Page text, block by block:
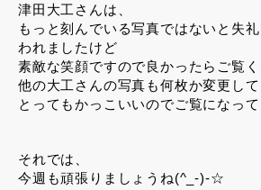
津田大工さんは、
もっと刻んでいる写真ではないと失
われましたけど
素敵な笑顔ですので良かったらご覧
他の大工さんの写真も何枚か変更して
とってもかっこいいのでご覧になって
それでは、
今週も頑張りましょうね(^_-)-☆